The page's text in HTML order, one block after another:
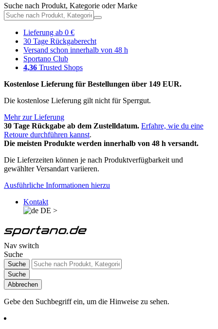
Suche nach Produkt, Kategorie oder Marke
Lieferung ab 0 €
30 Tage Rückgaberecht
Versand schon innerhalb von 48 h
Sportano Club
4,36 Trusted Shops
Kostenlose Lieferung für Bestellungen über 149 EUR.
Die kostenlose Lieferung gilt nicht für Sperrgut.
Mehr zur Lieferung
30 Tage Rückgabe ab dem Zustelldatum. Erfahre, wie du eine
Retoure durchführen kannst.
Die meisten Produkte werden innerhalb von 48 h versandt.
Die Lieferzeiten können je nach Produktverfügbarkeit und
gewählter Versandart variieren.
Ausführliche Informationen hierzu
Kontakt
DE >
Nav switch
Suche
Suche
Suche
Abbrechen
Gebe den Suchbegriff ein, um die Hinweise zu sehen.